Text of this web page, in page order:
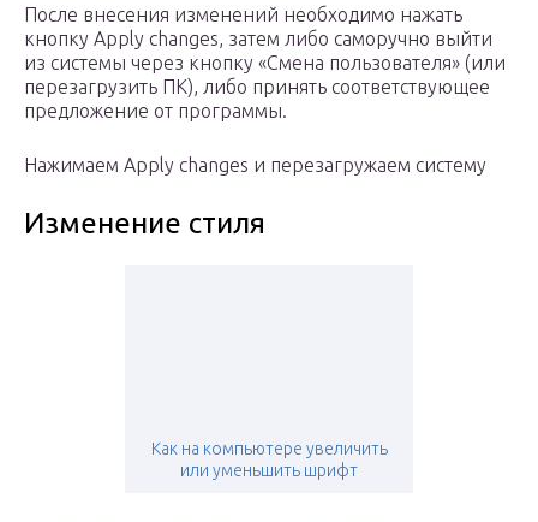
После внесения изменений необходимо нажать
кнопку Apply changes, затем либо саморучно выйти
из системы через кнопку «Смена пользователя» (или
перезагрузить ПК), либо принять соответствующее
предложение от программы.
Нажимаем Apply changes и перезагружаем систему
Изменение стиля
Как на компьютере увеличить
или уменьшить шрифт